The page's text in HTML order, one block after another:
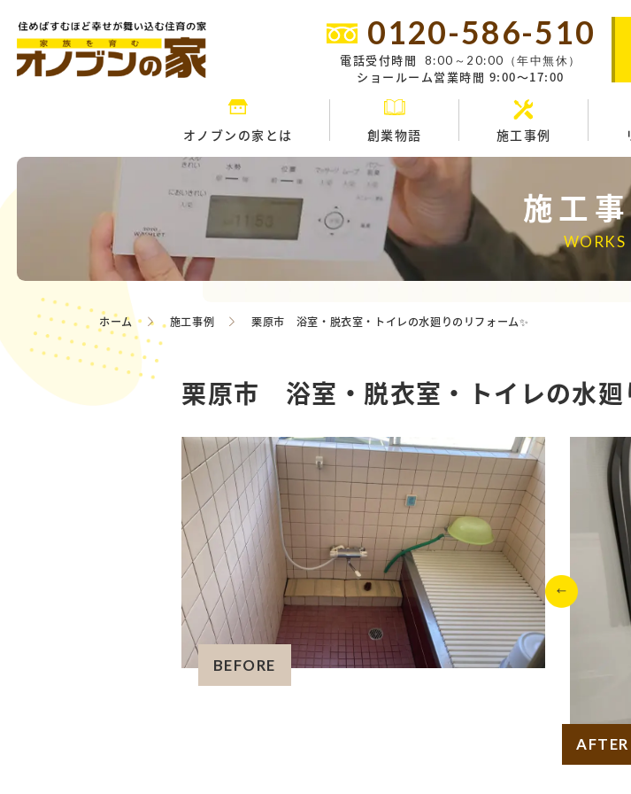
0120-586-510
電話受付時間 8:00～20:00（年中無休）
ショールーム営業時間 9:00～17:00
オノブンの家とは 創業物語 施工事例
施工
WORKS
ホーム 施工事例 栗原市 浴室・脱衣室・トイレの水廻りのリフォーム✨
栗原市 浴室・脱衣室・トイレの水廻
BEFORE
AFTER